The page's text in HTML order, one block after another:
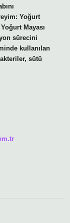
Yoğurt
Mayası
sürecini
kullanılan
sütü